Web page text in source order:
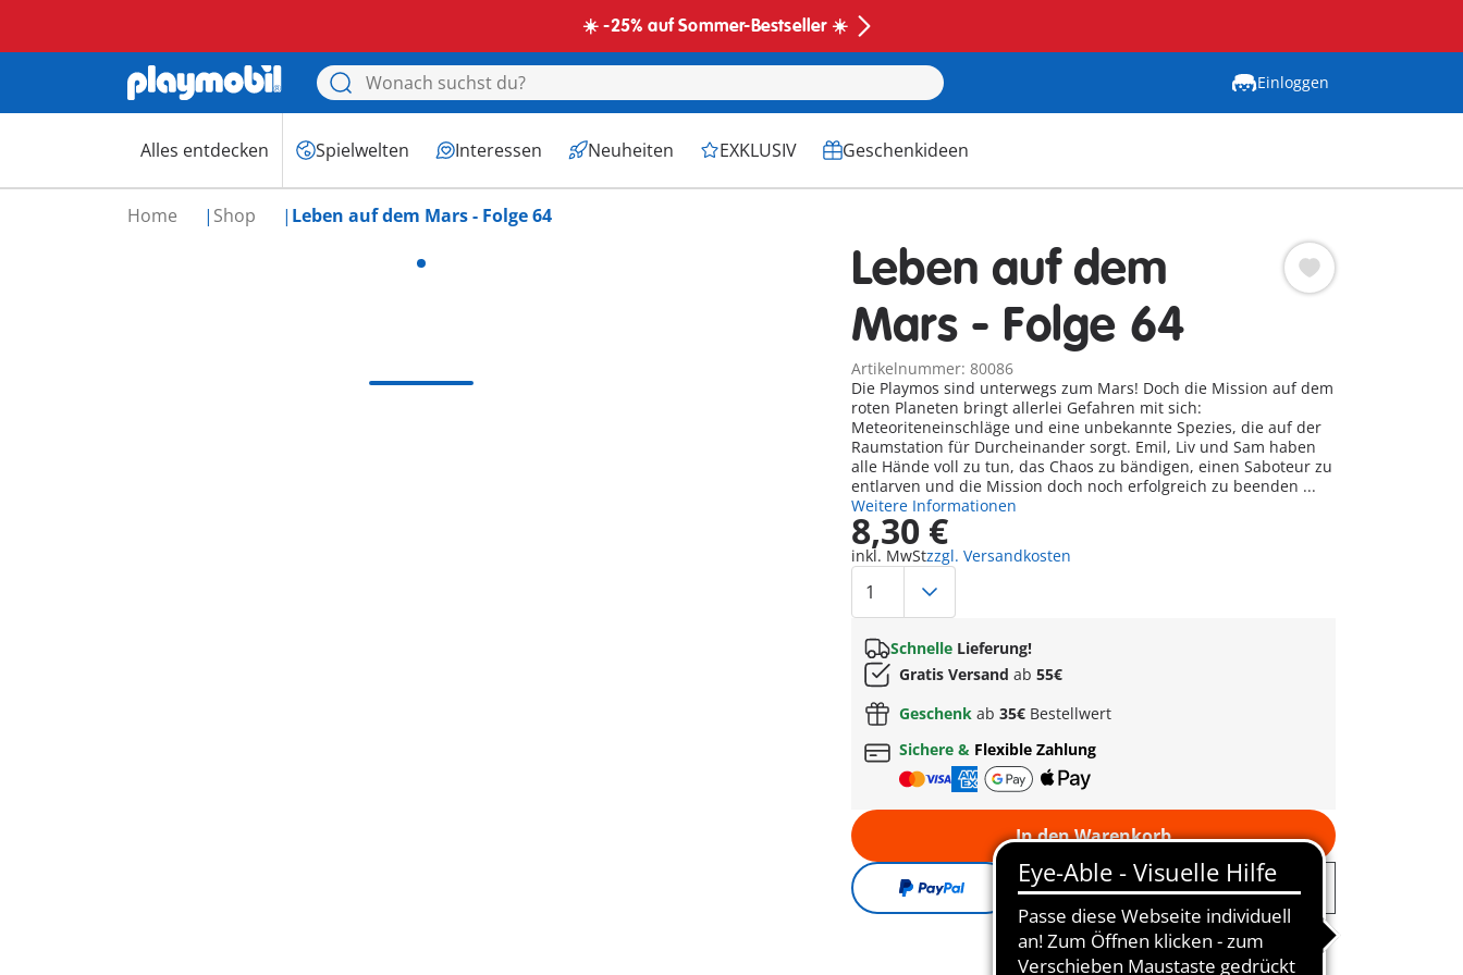
☀️ -25% auf Sommer-Bestseller ☀️
Einloggen
Alles entdecken Spielwelten Interessen Neuheiten EXKLUSIV Geschenkideen
Home Shop Leben auf dem Mars - Folge 64
Leben auf dem
Mars - Folge 64
Artikelnummer: 80086
Die Playmos sind unterwegs zum Mars! Doch die Mission auf dem
roten Planeten bringt allerlei Gefahren mit sich:
Meteoriteneinschläge und eine unbekannte Spezies, die auf der
Raumstation für Durcheinander sorgt. Emil, Liv und Sam haben
alle Hände voll zu tun, das Chaos zu bändigen, einen Saboteur zu
entlarven und die Mission doch noch erfolgreich zu beenden ...
Weitere Informationen
8,30 €
inkl. MwStzzgl. Versandkosten
SchnelleLieferung!
Gratis Versand ab 55€
Geschenk ab 35€Bestellwert
Sichere & Flexible Zahlung
In den Warenkorb